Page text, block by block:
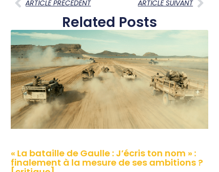
ARTICLE PRECEDENT ARTICLE SUIVANT
Related Posts
« La bataille de Gaulle : J’écris ton nom » :
finalement à la mesure de ses ambitions ?